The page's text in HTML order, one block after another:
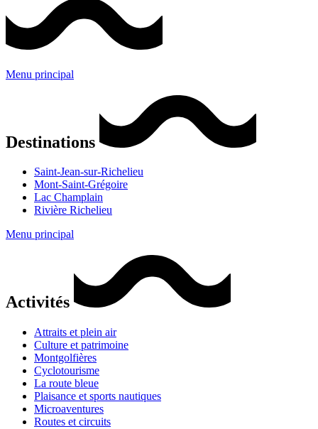
Menu principal
Destinations
Saint-Jean-sur-Richelieu
Mont-Saint-Grégoire
Lac Champlain
Rivière Richelieu
Menu principal
Activités
Attraits et plein air
Culture et patrimoine
Montgolfières
Cyclotourisme
La route bleue
Plaisance et sports nautiques
Microaventures
Routes et circuits